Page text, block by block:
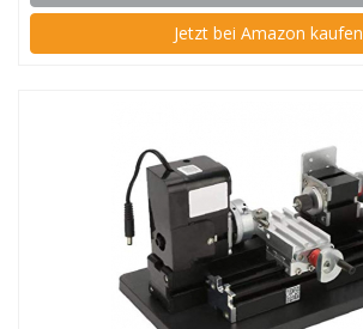
Jetzt bei Amazon kaufen